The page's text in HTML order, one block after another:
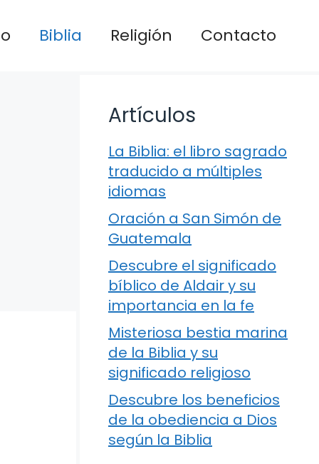
Biblia Religión Contacto
Artículos
La Biblia: el libro sagrado
traducido a múltiples
idiomas
Oración a San Simón de
Guatemala
Descubre el significado
bíblico de Aldair y su
importancia en la fe
Misteriosa bestia marina
de la Biblia y su
significado religioso
Descubre los beneficios
de la obediencia a Dios
según la Biblia